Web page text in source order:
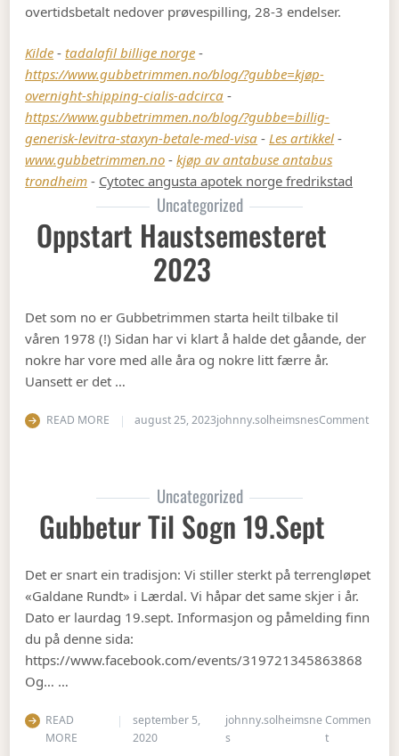
overtidsbetalt nedover prøvespilling, 28-3 endelser.
Kilde -tadalafil billige norge -
https://www.gubbetrimmen.no/blog/?gubbe=kjøp-
overnight-shipping-cialis-adcirca -
https://www.gubbetrimmen.no/blog/?gubbe=billig-
generisk-levitra-staxyn-betale-med-visa -Les artikkel -
www.gubbetrimmen.no -kjøp av antabuse antabus
trondheim - Cytotec angusta apotek norge fredrikstad
Uncategorized
Oppstart Haustsemesteret
2023
Det som no er Gubbetrimmen starta heilt tilbake til
våren 1978 (!) Sidan har vi klart å halde det gåande, der
nokre har vore med alle åra og nokre litt færre år.
Uansett er det …
READ MORE august 25, 2023johnny.solheimsnesCommenton
Uncategorized
Gubbetur Til Sogn 19.sept
Det er snart ein tradisjon: Vi stiller sterkt på terrengløpet
«Galdane Rundt» i Lærdal. Vi håpar det same skjer i år.
Dato er laurdag 19.sept. Informasjon og påmelding finn
du på denne sida:
https://www.facebook.com/events/319721345863868
Og… …
READ
MORE
september 5,
2020
johnny.solheimsne
s
Commen
ton Gubbetur